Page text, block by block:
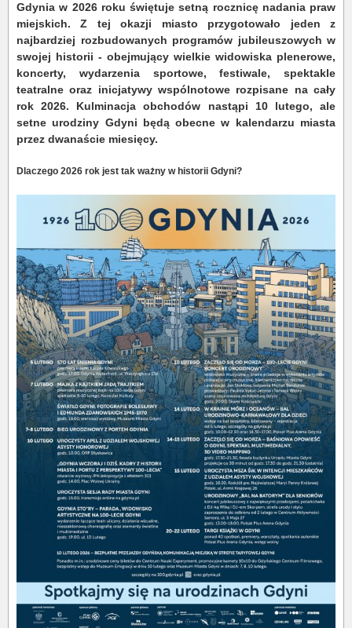
Gdynia w 2026 roku świętuje setną rocznicę nadania praw
miejskich. Z tej okazji miasto przygotowało jeden z
najbardziej rozbudowanych programów jubileuszowych w
swojej historii - obejmujący wielkie widowiska plenerowe,
koncerty, wydarzenia sportowe, festiwale, spektakle
teatralne oraz inicjatywy wspólnotowe rozpisane na cały
rok 2026. Kulminacja obchodów nastąpi 10 lutego, ale
setne urodziny Gdyni będą obecne w kalendarzu miasta
przez dwanaście miesięcy.
Dlaczego 2026 rok jest tak ważny w historii Gdyni?